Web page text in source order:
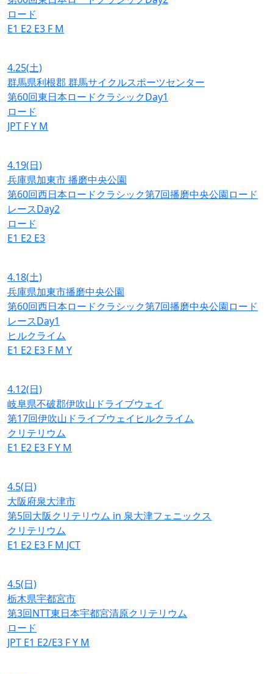
ロード
E1 E2 E3 F M
4.25(土)
群馬県利根郡 群馬サイクルスポーツセンター
第60回東日本ロードクラシックDay1
ロード
JPT FY M
4.19(日)
兵庫県加東市 播磨中央公園
第60回西日本ロードクラシック第7回播磨中央公園ロード
レースDay2
ロード
E1 E2 E3
4.18(土)
兵庫県加東市播磨中央公園
第60回西日本ロードクラシック第7回播磨中央公園ロード
レースDay1
ヒルクライム
E1 E2 E3 F M Y
4.12(日)
岐阜県不破郡伊吹山ドライブウェイ
第17回伊吹山ドライブウェイヒルクライム
クリテリウム
E1 E2 E3 FY M
4.5(日)
大阪府泉大津市
第5回大阪クリテリウム in 泉大津フェニックス
クリテリウム
E1 E2 E3 F M JCT
4.5(日)
栃木県宇都宮市
第3回NTT東日本宇都宮清原クリテリウム
ロード
JPT E1 E2/E3 FY M